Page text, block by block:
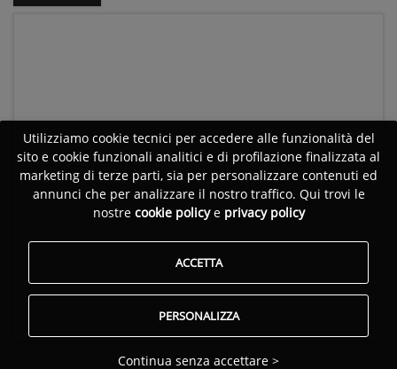
Utilizziamo cookie tecnici per accedere alle funzionalità del
sito e cookie funzionali analitici e di profilazione finalizzata al
marketing di terze parti, sia per personalizzare contenuti ed
annunci che per analizzare il nostro traffico. Qui trovi le
nostre cookie policye privacy policy
ACCETTA
PERSONALIZZA
Continua senza accettare >